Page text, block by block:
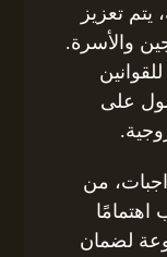
يتم تعزيز
والأسرة.
على
من
اهتمامًا
لضمان